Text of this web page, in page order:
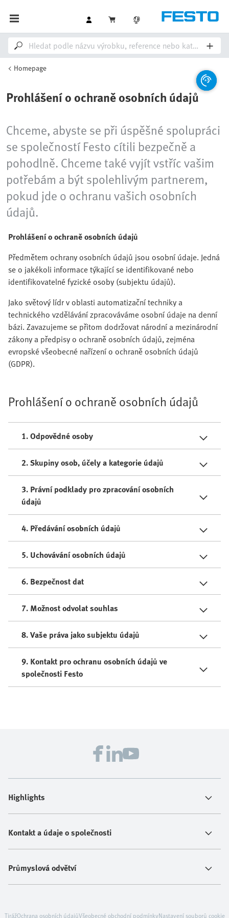
Homepage
Prohlášení o ochraně osobních údajů
Chceme, abyste se při úspěšné spolupráci
se společností Festo cítili bezpečně a
pohodlně. Chceme také vyjít vstříc vašim
potřebám a být spolehlivým partnerem,
pokud jde o ochranu vašich osobních
údajů.
Prohlášení o ochraně osobních údajů
Předmětem ochrany osobních údajů jsou osobní údaje. Jedná
se o jakékoli informace týkající se identifikované nebo
identifikovatelné fyzické osoby (subjektu údajů).
Jako světový lídr v oblasti automatizační techniky a
technického vzdělávání zpracováváme osobní údaje na denní
bázi. Zavazujeme se přitom dodržovat národní a mezinárodní
zákony a předpisy o ochraně osobních údajů, zejména
evropské všeobecné nařízení o ochraně osobních údajů
(GDPR).
Prohlášení o ochraně osobních údajů
1. Odpovědné osoby
2. Skupiny osob, účely a kategorie údajů
3. Právní podklady pro zpracování osobních
údajů
4. Předávání osobních údajů
5. Uchovávání osobních údajů
6. Bezpečnost dat
7. Možnost odvolat souhlas
8. Vaše práva jako subjektu údajů
9. Kontakt pro ochranu osobních údajů ve
společnosti Festo
Highlights
Kontakt a údaje o společnosti
Průmyslová odvětví
TirážOchrana osobních údajůVšeobecné obchodní podmínkyNastavení souborů cookie